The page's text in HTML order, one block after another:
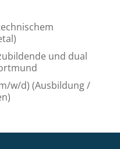
und dual
w/d) (Ausbildung /